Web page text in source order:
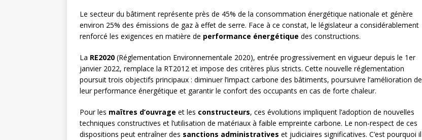
Le secteur du bâtiment représente près de 45% de la consommation énergétique nationale et génère
environ 25% des émissions de gaz à effet de serre. Face à ce constat, le législateur a considérablement
renforcé les exigences en matière de performance énergétique des constructions.
La RE2020 (Réglementation Environnementale 2020), entrée progressivement en vigueur depuis le 1er
janvier 2022, remplace la RT2012 et impose des critères plus stricts. Cette nouvelle réglementation
poursuit trois objectifs principaux : diminuer l’impact carbone des bâtiments, poursuivre l’amélioration de
leur performance énergétique et garantir le confort des occupants en cas de forte chaleur.
Pour les maîtres d’ouvrage et les constructeurs, ces évolutions impliquent l’adoption de nouvelles
techniques constructives et l’utilisation de matériaux à faible empreinte carbone. Le non-respect de ces
dispositions peut entraîner des sanctions administratives et judiciaires significatives. C’est pourquoi il